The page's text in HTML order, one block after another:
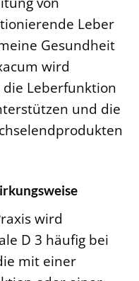
Leber
Gesundheit
wird
Leberfunktion
und die
wird
D 3 häufig bei
mit einer